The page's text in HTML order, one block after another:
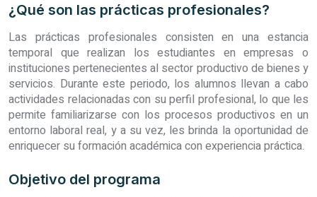
¿Qué son las prácticas profesionales?
Las prácticas profesionales consisten en una estancia
temporal que realizan los estudiantes en empresas o
instituciones pertenecientes al sector productivo de bienes y
servicios. Durante este periodo, los alumnos llevan a cabo
actividades relacionadas con su perfil profesional, lo que les
permite familiarizarse con los procesos productivos en un
entorno laboral real, y a su vez, les brinda la oportunidad de
enriquecer su formación académica con experiencia práctica.
Objetivo del programa